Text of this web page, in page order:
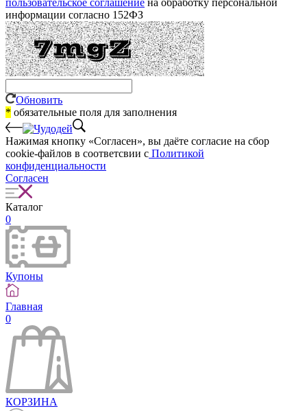
информации согласно 152ФЗ
Обновить
* обязательные поля для заполнения
Нажимая кнопку «Согласен», вы даёте cогласие на сбор
cookie-файлов в соответсвии с Политикой
конфиденциальности
Согласен
Каталог
0
Купоны
Главная
0
КОРЗИНА